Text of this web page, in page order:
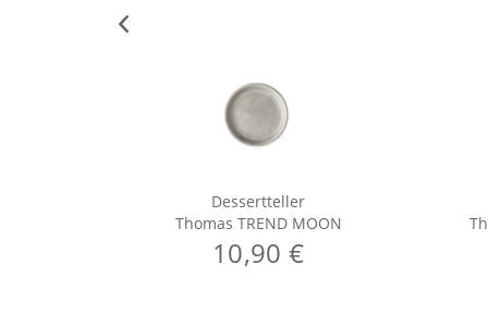
Dessertteller
Thomas TREND MOON
10,90 €